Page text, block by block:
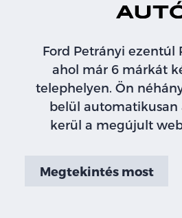
Ford Petrányi ezentúl
ahol már 6 márkát
telephelyen. Ön
belül automatikusan
kerül a megújult
Megtekintés most